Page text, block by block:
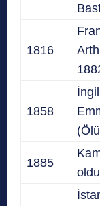
1816
1858
1885
oldu